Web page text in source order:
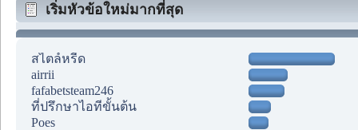
เริ่มหัวข้อใหม่มากที่สุด
สไตล์หรีด
airrii
fafabetsteam246
ที่ปรึกษาไอทีขั้นต้น
Poes